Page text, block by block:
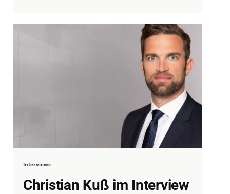
Interviews
Christian Kuß im Interview